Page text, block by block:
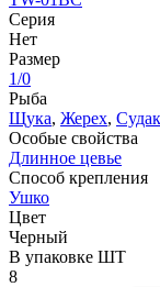
Серия
Нет
Размер
1/0
Рыба
Щука, Жерех, Судак
Особые свойства
Длинное цевье
Способ крепления
Ушко
Цвет
Черный
В упаковке ШТ
8